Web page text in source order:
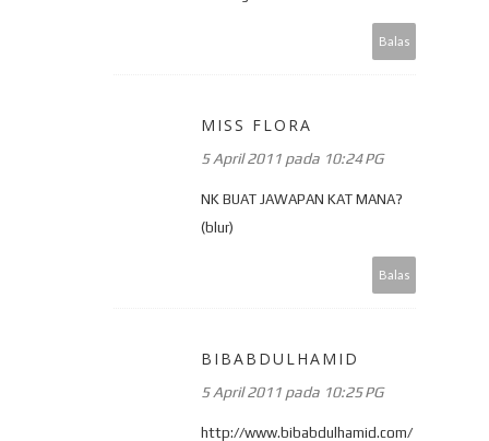
Balas
MISS FLORA
5 April 2011 pada 10:24 PG
NK BUAT JAWAPAN KAT MANA?
(blur)
Balas
BIBABDULHAMID
5 April 2011 pada 10:25 PG
http://www.bibabdulhamid.com/